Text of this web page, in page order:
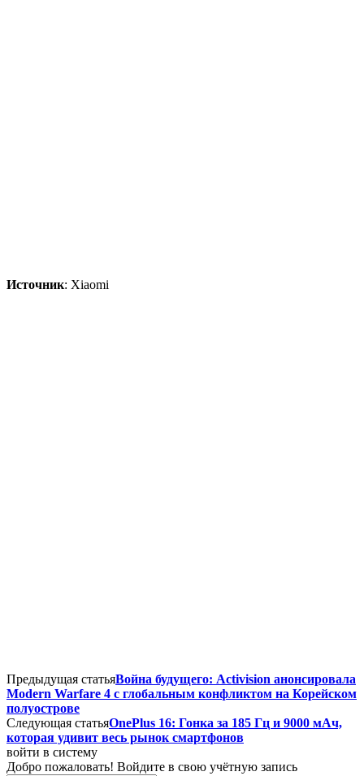
Источник: Xiaomi
Предыдущая статьяВойна будущего: Activision анонсировала
Modern Warfare 4 с глобальным конфликтом на Корейском
полуострове
Следующая статьяOnePlus 16: Гонка за 185 Гц и 9000 мАч,
которая удивит весь рынок смартфонов
войти в систему
Добро пожаловать! Войдите в свою учётную запись